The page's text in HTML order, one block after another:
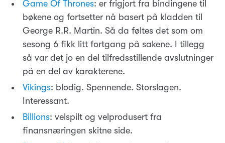
Game Of Thrones: er frigjort fra bindingene til
bøkene og fortsetter nå basert på kladden til
George R.R. Martin. Så da føltes det som om
sesong 6 fikk litt fortgang på sakene. I tillegg
så var det jo en del tilfredsstillende avslutninger
på en del av karakterene.
Vikings: blodig. Spennende. Storslagen.
Interessant.
Billions: velspilt og velprodusert fra
finansnæringen skitne side.